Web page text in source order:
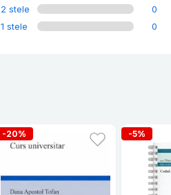
2 stele
0
1 stele
0
-20% -5%